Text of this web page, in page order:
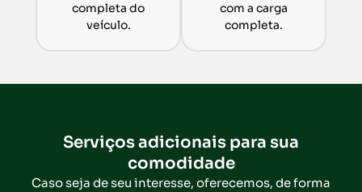
completa do
veículo.
com a carga
completa.
Serviços adicionais para sua
comodidade
Caso seja de seu interesse, oferecemos, de forma